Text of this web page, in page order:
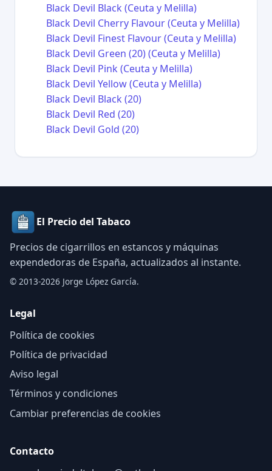
Black Devil Black (Ceuta y Melilla)
Black Devil Cherry Flavour (Ceuta y Melilla)
Black Devil Finest Flavour (Ceuta y Melilla)
Black Devil Green (20) (Ceuta y Melilla)
Black Devil Pink (Ceuta y Melilla)
Black Devil Yellow (Ceuta y Melilla)
Black Devil Black (20)
Black Devil Red (20)
Black Devil Gold (20)
El Precio del Tabaco
Precios de cigarrillos en estancos y máquinas
expendedoras de España, actualizados al instante.
© 2013-2026 Jorge López García.
Legal
Política de cookies
Política de privacidad
Aviso legal
Términos y condiciones
Cambiar preferencias de cookies
Contacto